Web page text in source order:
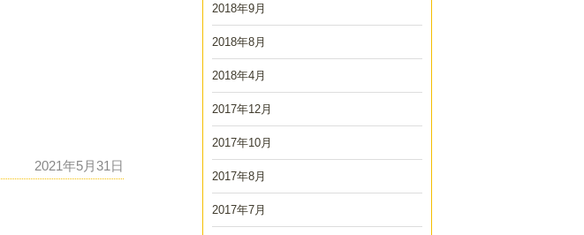
2021年5月31日
2018年9月
2018年8月
2018年4月
2017年12月
2017年10月
2017年8月
2017年7月